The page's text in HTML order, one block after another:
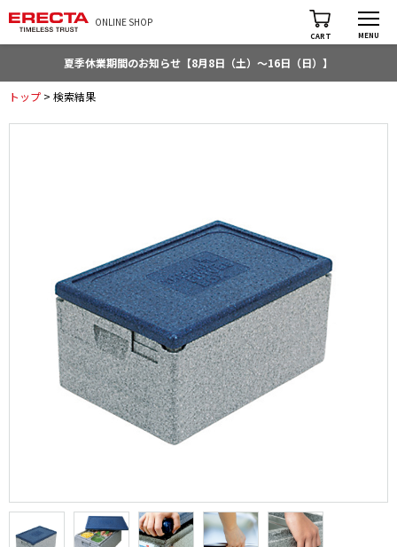
ONLINE SHOP
CART MENU
夏季休業期間のお知らせ【8月8日（土）～16日（日）】
トップ > 検索結果